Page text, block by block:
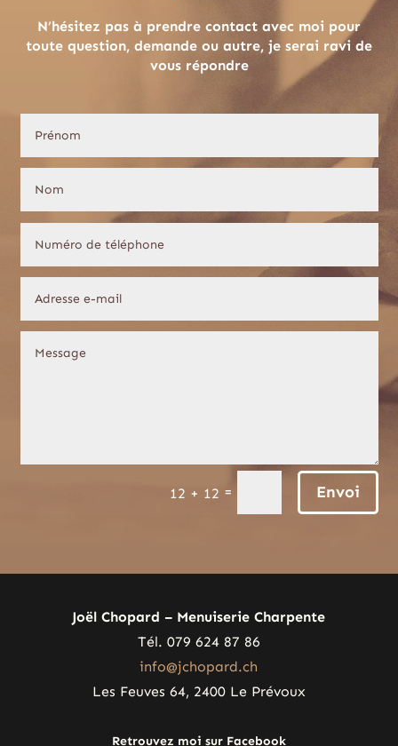
N’hésitez pas à prendre contact avec moi pour
toute question, demande ou autre, je serai ravi de
vous répondre
12 + 12 = Envoi
Joël Chopard – Menuiserie Charpente
Tél. 079 624 87 86
info@jchopard.ch
Les Feuves 64, 2400 Le Prévoux
Retrouvez moi sur Facebook